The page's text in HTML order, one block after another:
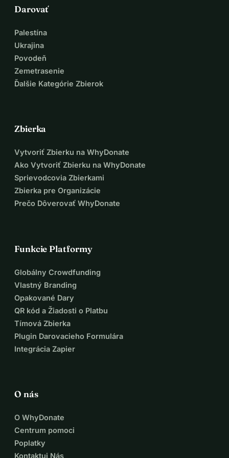
RO39 BREL 0006 3020 4948 0100
Sebastian-Daniel Uivari (EUR)
DE63202208000047638840
BIC: SXPYDEHHXXX
Sebastian Daniel Uivari (GBR)
Darovať
Palestína
Ukrajina
Povodeň
Zemetrasenie
Ďalšie Kategórie Zbierok
Zbierka
Vytvoriť Zbierku na WhyDonate
Ako Vytvoriť Zbierku na WhyDonate
Sprievodcovia Zbierkami
Zbierka pre Organizácie
Prečo Dôverovať WhyDonate
Funkcie Platformy
Globálny Crowdfunding
Vlastný Branding
Opakované Dary
QR kód a Žiadosti o Platbu
Tímová Zbierka
Plugin Darovacieho Formulára
Integrácia Zapier
O nás
O WhyDonate
Centrum pomoci
Poplatky
Kontaktuj Nás